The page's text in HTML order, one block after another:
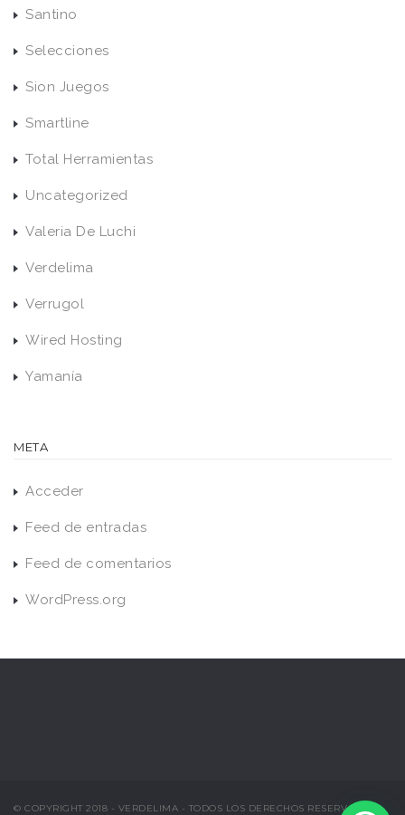
Santino
Selecciones
Sion Juegos
Smartline
Total Herramientas
Uncategorized
Valeria De Luchi
Verdelima
Verrugol
Wired Hosting
Yamanía
META
Acceder
Feed de entradas
Feed de comentarios
WordPress.org
© COPYRIGHT 2018 - VERDELIMA - TODOS LOS DERECHOS RESERVADOS